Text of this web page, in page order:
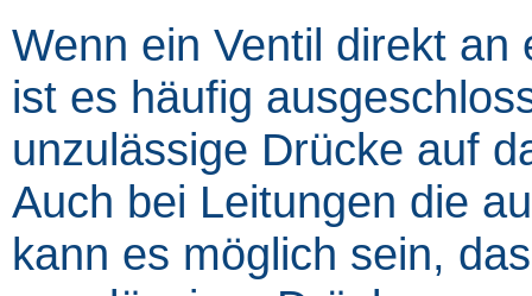
Wenn ein Ventil direkt an
ist es häufig
unzulässige Drücke auf
Auch bei Leitungen die
kann es möglich sein,